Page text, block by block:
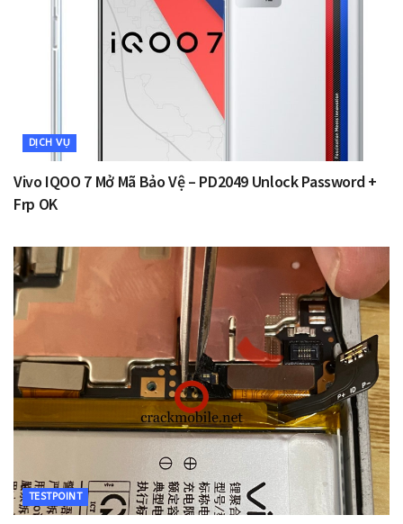
DỊCH VỤ
Vivo IQOO 7 Mở Mã Bảo Vệ – PD2049 Unlock Password +
Frp OK
TESTPOINT